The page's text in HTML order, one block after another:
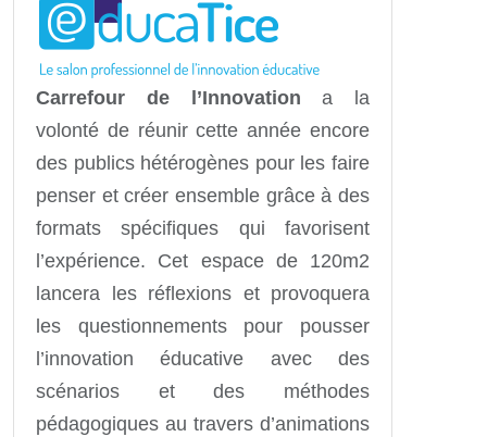
Carrefour de l’Innovation a la
volonté de réunir cette année encore
des publics hétérogènes pour les faire
penser et créer ensemble grâce à des
formats spécifiques qui favorisent
l’expérience. Cet espace de 120m2
lancera les réflexions et provoquera
les questionnements pour pousser
l’innovation éducative avec des
scénarios et des méthodes
pédagogiques au travers d’animations